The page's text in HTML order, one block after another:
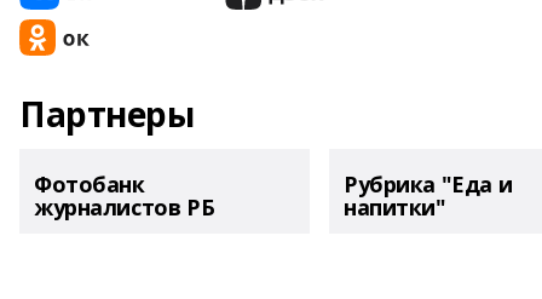
Партнеры
Фотобанк
журналистов РБ
Рубрика "Еда и
напитки"